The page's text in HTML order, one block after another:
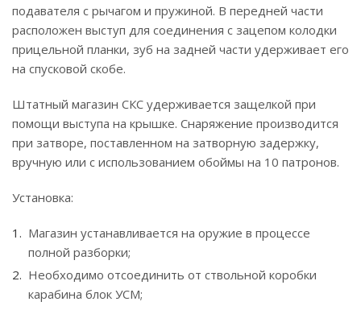
подавателя с рычагом и пружиной. В передней части
расположен выступ для соединения с зацепом колодки
прицельной планки, зуб на задней части удерживает его
на спусковой скобе.
Штатный магазин СКС удерживается защелкой при
помощи выступа на крышке. Снаряжение производится
при затворе, поставленном на затворную задержку,
вручную или с использованием обоймы на 10 патронов.
Установка:
Магазин устанавливается на оружие в процессе
полной разборки;
Необходимо отсоединить от ствольной коробки
карабина блок УСМ;